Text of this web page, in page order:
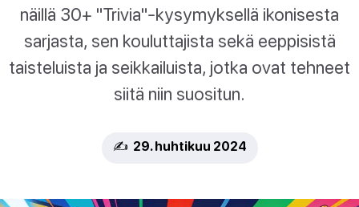
näillä 30+ "Trivia"-kysymyksellä ikonisesta
sarjasta, sen kouluttajista sekä eeppisistä
taisteluista ja seikkailuista, jotka ovat tehneet
siitä niin suositun.
✍️ 29. huhtikuu 2024